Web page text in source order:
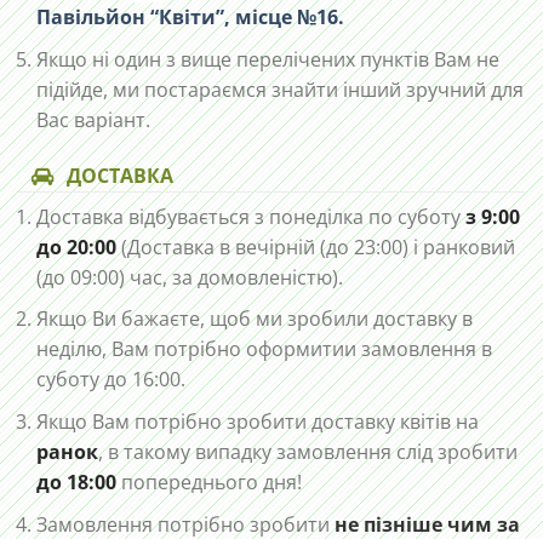
Павільйон “Квіти”, місце №16.
Якщо ні один з вище перелічених пунктів Вам не
підійде, ми постараємся знайти інший зручний для
Вас варіант.
ДОСТАВКА
Доставка відбувається з понеділка по суботуз 9:00
до 20:00(Доставка в вечірній (до 23:00) і ранковий
(до 09:00) час, за домовленістю).
Якщо Ви бажаєте, щоб ми зробили доставку в
неділю, Вам потрібно оформитии замовлення в
суботу до 16:00.
Якщо Вам потрібно зробити доставку квітів на
ранок, в такому випадку замовлення слід зробити
до 18:00попереднього дня!
Замовлення потрібно зробитине пізніше чим за